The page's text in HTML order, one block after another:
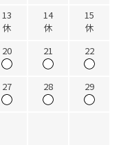
13
休
14
休
15
休
20 21 22
27 28 29